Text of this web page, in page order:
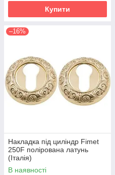
Купити
–16%
Накладка під циліндр Fimet
250F полірована латунь
(Італія)
В наявності